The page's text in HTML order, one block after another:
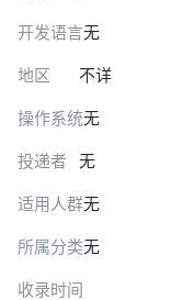
开发语言无
地区 不详
操作系统无
投递者 无
适用人群无
所属分类无
收录时间